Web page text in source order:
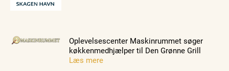
Oplevelsescenter Maskinrummet søger
køkkenmedhjælper til Den Grønne Grill
Læs mere